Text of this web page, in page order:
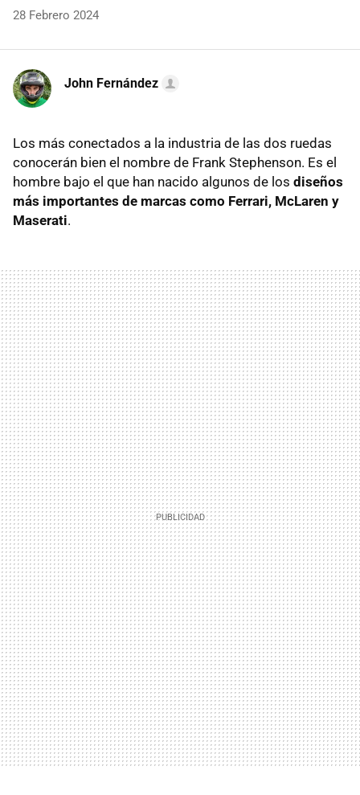
28 Febrero 2024
John Fernández
Los más conectados a la industria de las dos ruedas
conocerán bien el nombre de Frank Stephenson. Es el
hombre bajo el que han nacido algunos de los diseños
más importantes de marcas como Ferrari, McLaren y
Maserati.